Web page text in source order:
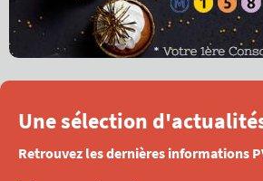
Une sélection
Retrouvez les dernières informations